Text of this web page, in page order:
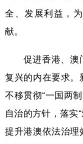
全、发展利益，
献。
促进香港、澳门
复兴的内在要求。
不移贯彻“一国两
自治的方针，落实“
提升港澳依法治理